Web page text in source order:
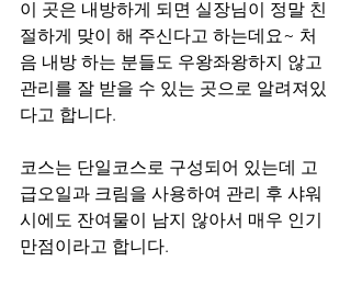
이 곳은 내방하게 되면 실장님이 정말 친
절하게 맞이 해 주신다고 하는데요~ 처
음 내방 하는 분들도 우왕좌왕하지 않고
관리를 잘 받을 수 있는 곳으로 알려져있
다고 합니다.
코스는 단일코스로 구성되어 있는데 고
급오일과 크림을 사용하여 관리 후 샤워
시에도 잔여물이 남지 않아서 매우 인기
만점이라고 합니다.